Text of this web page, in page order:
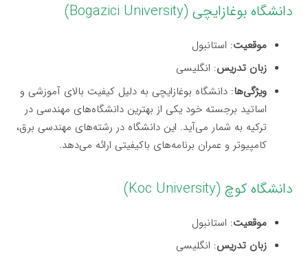
دانشگاه بوغازایچی (Bogazici University)
موقعیت: استانبول
زبان تدریس: انگلیسی
ویژگی‌ها: دانشگاه بوغازایچی به دلیل کیفیت بالای آموزشی و
اساتید برجسته خود یکی از بهترین دانشگاه‌های مهندسی در
ترکیه به شمار می‌آید. این دانشگاه در رشته‌های مهندسی برق،
کامپیوتر و عمران برنامه‌های باکیفیتی ارائه می‌دهد.
دانشگاه کوچ (Koc University)
موقعیت: استانبول
زبان تدریس: انگلیسی